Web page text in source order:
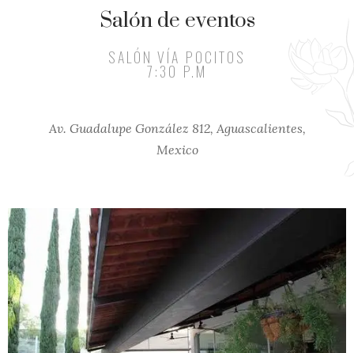
Salón de eventos
SALÓN VÍA POCITOS
7:30 P.M
Av. Guadalupe González 812, Aguascalientes,
Mexico